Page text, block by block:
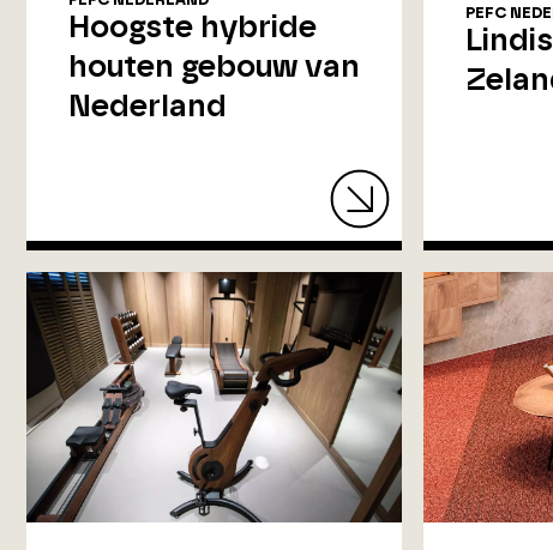
Hoogste hybride
houten gebouw van
Nederland
PEFC